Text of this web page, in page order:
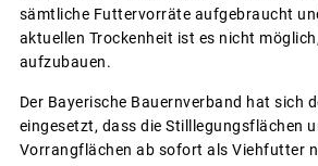
sämtliche Futtervorräte aufgebraucht
aktuellen Trockenheit ist es nicht
aufzubauen.
Der Bayerische Bauernverband hat sich
eingesetzt, dass die Stilllegungsflächen
Vorrangflächen ab sofort als Viehfutter